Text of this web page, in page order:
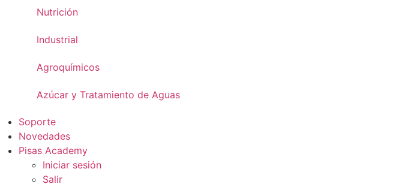
Nutrición
Industrial
Agroquímicos
Azúcar y Tratamiento de Aguas
Soporte
Novedades
Pisas Academy
Iniciar sesión
Salir